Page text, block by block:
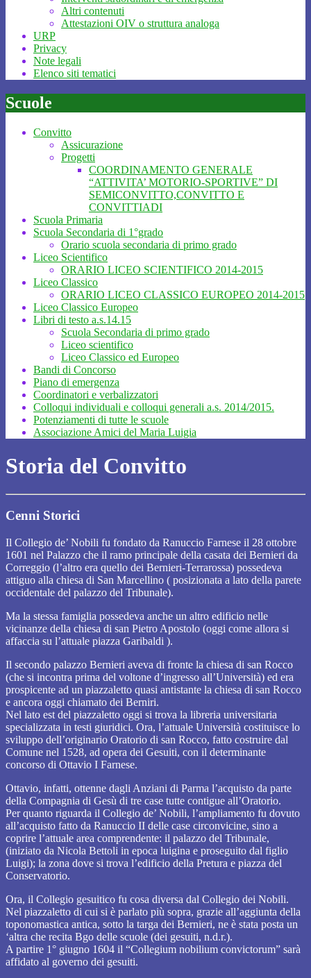
Altri contenuti
Attestazioni OIV o struttura analoga
URP
Privacy
Note legali
Elenco siti tematici
Scuole
Convitto
Assicurazione
Progetti
COORDINAMENTO GENERALE
“ATTIVITA’ MOTORIO-SPORTIVE” DI
SEMICONVITTO,CONVITTO E
CONVITTIADI
Scuola Primaria
Scuola Secondaria di 1°grado
Orario scuola secondaria di primo grado
Liceo Scientifico
ORARIO LICEO SCIENTIFICO 2014-2015
Liceo Classico
ORARIO LICEO CLASSICO EUROPEO 2014-2015
Liceo Classico Europeo
Libri di testo a.s.14.15
Scuola Secondaria di primo grado
Liceo scientifico
Liceo Classico ed Europeo
Bandi di Concorso
Piano di emergenza
Coordinatori e verbalizzatori
Colloqui individuali e colloqui generali a.s. 2014/2015.
Potenziamenti di tutte le scuole
Associazione Amici del Maria Luigia
Storia del Convitto
Cenni Storici
Il Collegio de’ Nobili fu fondato da Ranuccio Farnese il 28 ottobre
1601 nel Palazzo che il ramo principale della casata dei Bernieri da
Correggio (l’altro era quello dei Bernieri-Terrarossa) possedeva
attiguo alla chiesa di San Marcellino ( posizionata a lato della parete
occidentale del palazzo del Tribunale).
Ma la stessa famiglia possedeva anche un altro edificio nelle
vicinanze della chiesa di san Pietro Apostolo (oggi come allora si
affaccia su l’attuale piazza Garibaldi ).
Il secondo palazzo Bernieri aveva di fronte la chiesa di san Rocco
(che si incontra prima del voltone d’ingresso all’Università) ed era
prospicente ad un piazzaletto quasi antistante la chiesa di san Rocco
e ancora oggi chiamato dei Berniri.
Nel lato est del piazzaletto oggi si trova la libreria universitaria
specializzata in testi giuridici. Ora, l’attuale Università costituisce lo
sviluppo dell’originario Oratorio di san Rocco, fatto costruire dal
Comune nel 1528, ad opera dei Gesuiti, con il determinante
concorso di Ottavio I Farnese.
Ottavio, infatti, ottenne dagli Anziani di Parma l’acquisto da parte
della Compagnia di Gesù di tre case tutte contigue all’Oratorio.
Per quanto riguarda il Collegio de’ Nobili, l’ampliamento fu dovuto
all’acquisto fatto da Ranuccio II delle case circonvicine, sino a
coprire l’attuale area comprendente: il palazzo del Tribunale,
(iniziato da Nicola Bettoli in epoca luigina e proseguito dal figlio
Luigi); la zona dove si trova l’edificio della Pretura e piazza del
Conservatorio.
Ora, il Collegio gesuitico fu cosa diversa dal Collegio dei Nobili.
Nel piazzaletto di cui si è parlato più sopra, grazie all’aggiunta della
toponomastica antica, sotto la targa dei Bernieri, ne è stata posta un
‘altra che recita Bgo delle scuole (dei gesuiti, n.d.r.).
A partire 1° giugno 1604 il “Collegium nobilium convictorum” sarà
affidato al governo dei gesuiti.